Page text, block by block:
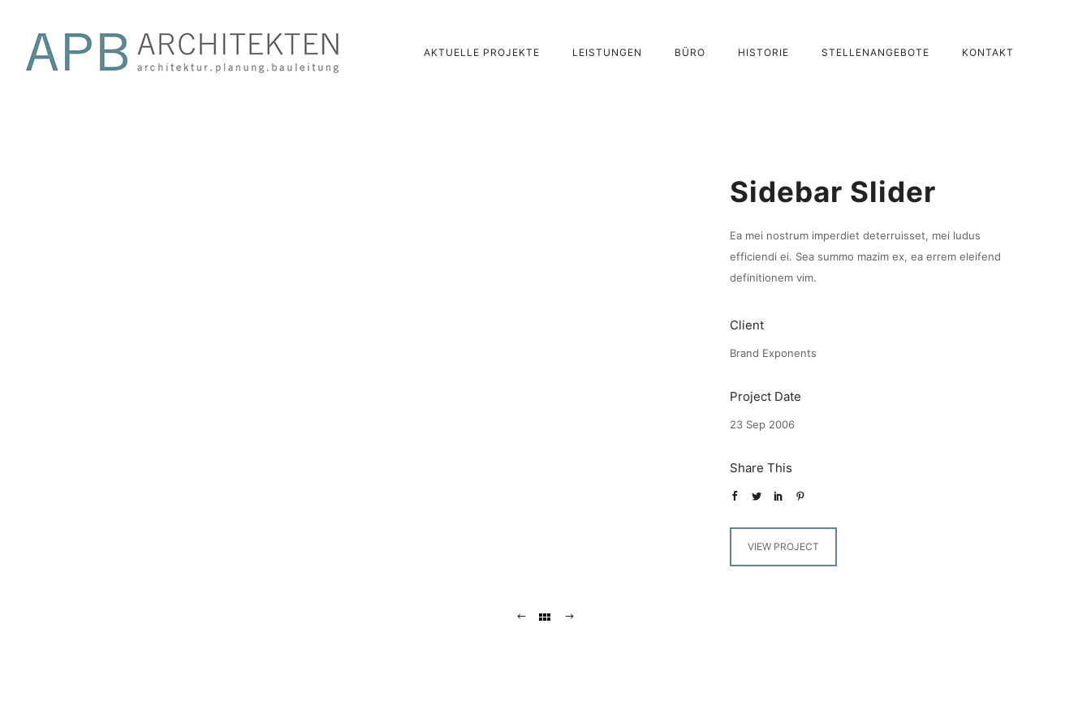
AKTUELLE PROJEKTE LEISTUNGEN BÜRO HISTORIE STELLENANGEBOTE KONTAKT
Sidebar Slider
Ea mei nostrum imperdiet deterruisset, mei ludus
efficiendi ei. Sea summo mazim ex, ea errem eleifend
definitionem vim.
Client
Brand Exponents
Project Date
23 Sep 2006
Share This
VIEW PROJECT